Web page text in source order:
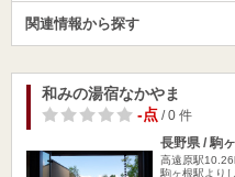
関連情報から探す
和みの湯宿なかやま
-点/ 0 件
長野県 / 駒
高遠原駅
駒ヶ根駅より